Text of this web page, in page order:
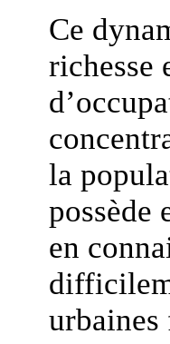
Ce
richesse
la
possède
en
urbaines